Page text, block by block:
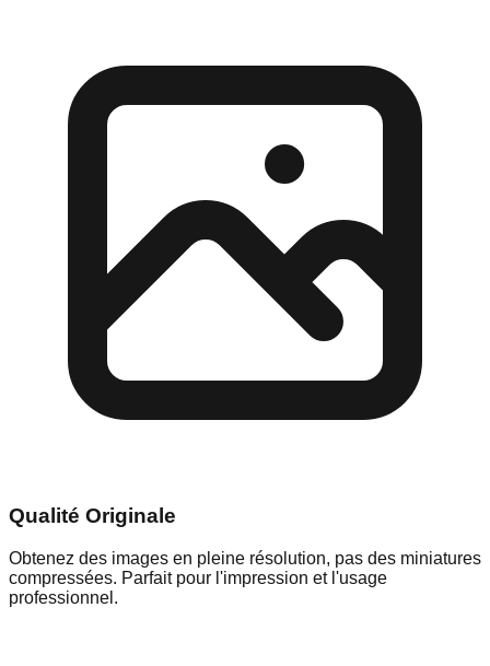
Qualité Originale
Obtenez des images en pleine résolution, pas des miniatures
compressées. Parfait pour l'impression et l'usage
professionnel.